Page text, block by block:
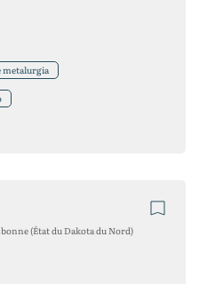
metalurgia
(État du Dakota du Nord)